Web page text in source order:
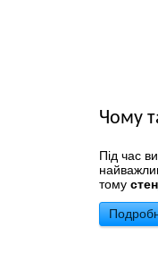
Чому
Під час
тому